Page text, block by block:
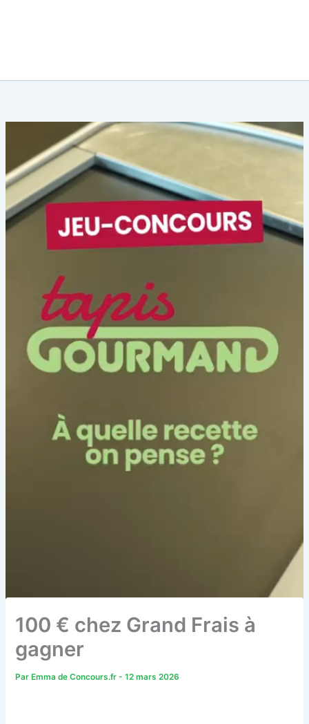
100 € chez Grand Frais à
gagner
ParEmma de Concours.fr-12 mars 2026